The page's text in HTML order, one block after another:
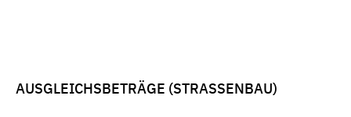
AUSGLEICHSBETRÄGE (STRASSENBAU)